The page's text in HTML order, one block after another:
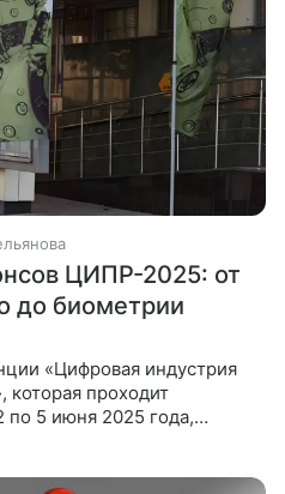
ЦИПР-2025: от
до биометрии
«Цифровая индустрия
проходит
5 июня 2025 года,